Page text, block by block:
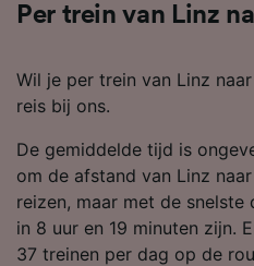
Per trein van Linz
Wil je per trein van Linz
reis bij ons.
De gemiddelde tijd is
om de afstand van Linz
reizen, maar met de
in 8 uur en 19 minuten zijn.
37 treinen per dag op de